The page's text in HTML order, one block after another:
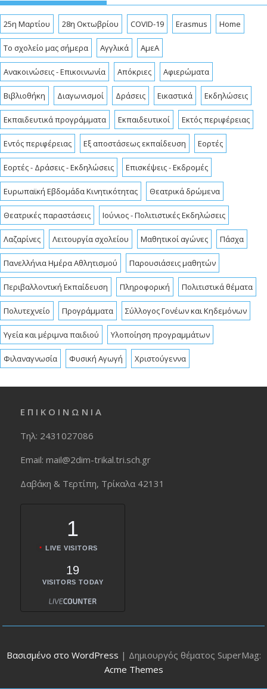
25η Μαρτίου 28η Οκτωβρίου COVID-19 Erasmus Home
To σχολείο μας σήμερα Αγγλικά ΑμεΑ
Ανακοινώσεις - Επικοινωνία Απόκριες Αφιερώματα
Βιβλιοθήκη Διαγωνισμοί Δράσεις Εικαστικά Εκδηλώσεις
Εκπαιδευτικά προγράμματα Εκπαιδευτικοί Εκτός περιφέρειας
Εντός περιφέρειας Εξ αποστάσεως εκπαίδευση Εορτές
Εορτές - Δράσεις - Εκδηλώσεις Επισκέψεις - Εκδρομές
Ευρωπαϊκή Εβδομάδα Κινητικότητας Θεατρικά δρώμενα
Θεατρικές παραστάσεις Ιούνιος - Πολιτιστικές Εκδηλώσεις
Λαζαρίνες Λειτουργία σχολείου Μαθητικοί αγώνες Πάσχα
Πανελλήνια Ημέρα Αθλητισμού Παρουσιάσεις μαθητών
Περιβαλλοντική Εκπαίδευση Πληροφορική Πολιτιστικά θέματα
Πολυτεχνείο Προγράμματα Σύλλογος Γονέων και Κηδεμόνων
Υγεία και μέριμνα παιδιού Υλοποίηση προγραμμάτων
Φιλαναγνωσία Φυσική Αγωγή Χριστούγεννα
Ε Π Ι Κ Ο Ι Ν Ω Ν Ι Α
Τηλ: 2431027086
Εmail: mail@2dim-trikal.tri.sch.gr
Δαβάκη & Τερτίπη, Τρίκαλα 42131
1
LIVE VISITORS
19
VISITORS TODAY
Βασισμένο στο WordPress | Δημιουργός θέματος SuperMag:
Acme Themes